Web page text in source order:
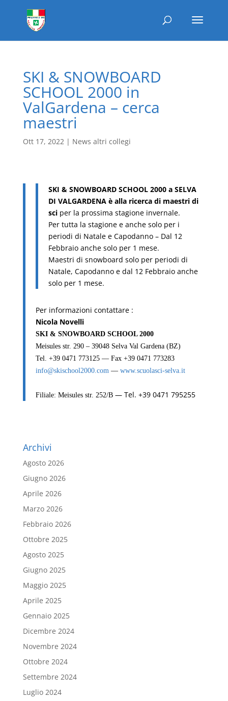
SKI & SNOWBOARD
SCHOOL 2000 in
ValGardena – cerca
maestri
Ott 17, 2022| News altri collegi
SKI & SNOWBOARD SCHOOL 2000 a SELVA
DI VALGARDENA è alla ricerca di maestri di
sci per la prossima stagione invernale.
Per tutta la stagione e anche solo per i
periodi di Natale e Capodanno – Dal 12
Febbraio anche solo per 1 mese.
Maestri di snowboard solo per periodi di
Natale, Capodanno e dal 12 Febbraio anche
solo per 1 mese.
Per informazioni contattare :
Nicola Novelli
SKI & SNOWBOARD SCHOOL 2000
Meisules str. 290 – 39048 Selva Val Gardena (BZ)
Tel. +39 0471 773125 — Fax +39 0471 773283
info@skischool2000.com— www.scuolasci-selva.it
Filiale: Meisules str. 252/B— Tel. +39 0471 795255
Archivi
Agosto 2026
Giugno 2026
Aprile 2026
Marzo 2026
Febbraio 2026
Ottobre 2025
Agosto 2025
Giugno 2025
Maggio 2025
Aprile 2025
Gennaio 2025
Dicembre 2024
Novembre 2024
Ottobre 2024
Settembre 2024
Luglio 2024